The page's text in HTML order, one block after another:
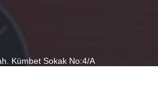
Kümbet Sokak No:4/A